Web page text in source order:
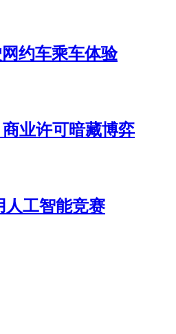
约车乘车体验
业许可暗藏博弈
人工智能竞赛